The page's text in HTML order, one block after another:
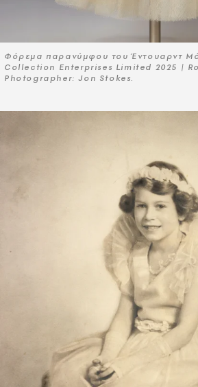
Φόρεμα παρανύμφου του Έντουαρντ
Collection Enterprises Limited 2025 |
Photographer: Jon Stokes.